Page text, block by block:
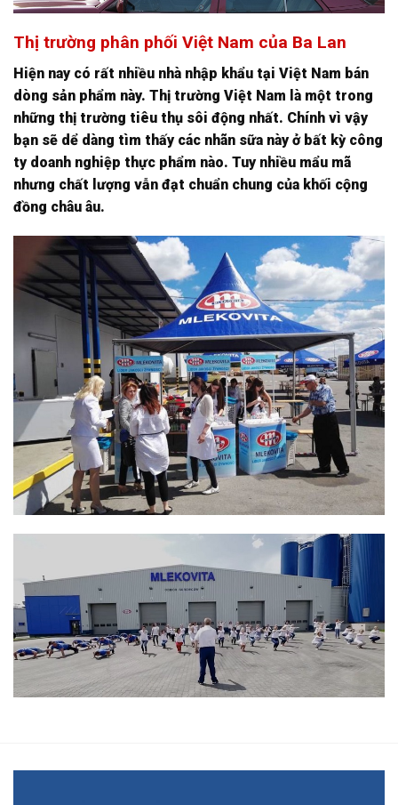
Thị trường phân phối Việt Nam của Ba Lan
Hiện nay có rất nhiều nhà nhập khẩu tại Việt Nam bán
dòng sản phẩm này. Thị trường Việt Nam là một trong
những thị trường tiêu thụ sôi động nhất. Chính vì vậy
bạn sẽ dể dàng tìm thấy các nhãn sữa này ở bất kỳ công
ty doanh nghiệp thực phẩm nào. Tuy nhiều mẩu mã
nhưng chất lượng vẫn đạt chuẩn chung của khối cộng
đồng châu âu.